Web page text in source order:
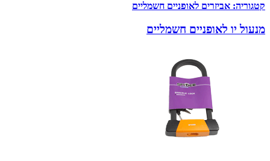
קטגוריה: אביזרים לאופניים חשמליים
מנעול יו לאופניים חשמליים